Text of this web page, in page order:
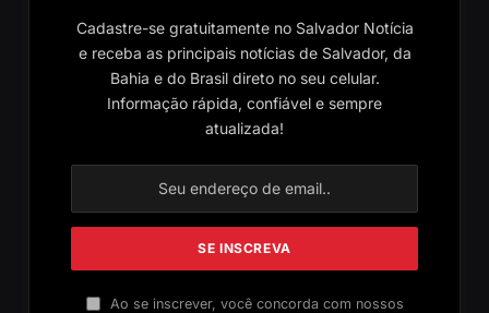
Cadastre-se gratuitamente no Salvador Notícia
e receba as principais notícias de Salvador, da
Bahia e do Brasil direto no seu celular.
Informação rápida, confiável e sempre
atualizada!
Ao se inscrever, você concorda com nossos